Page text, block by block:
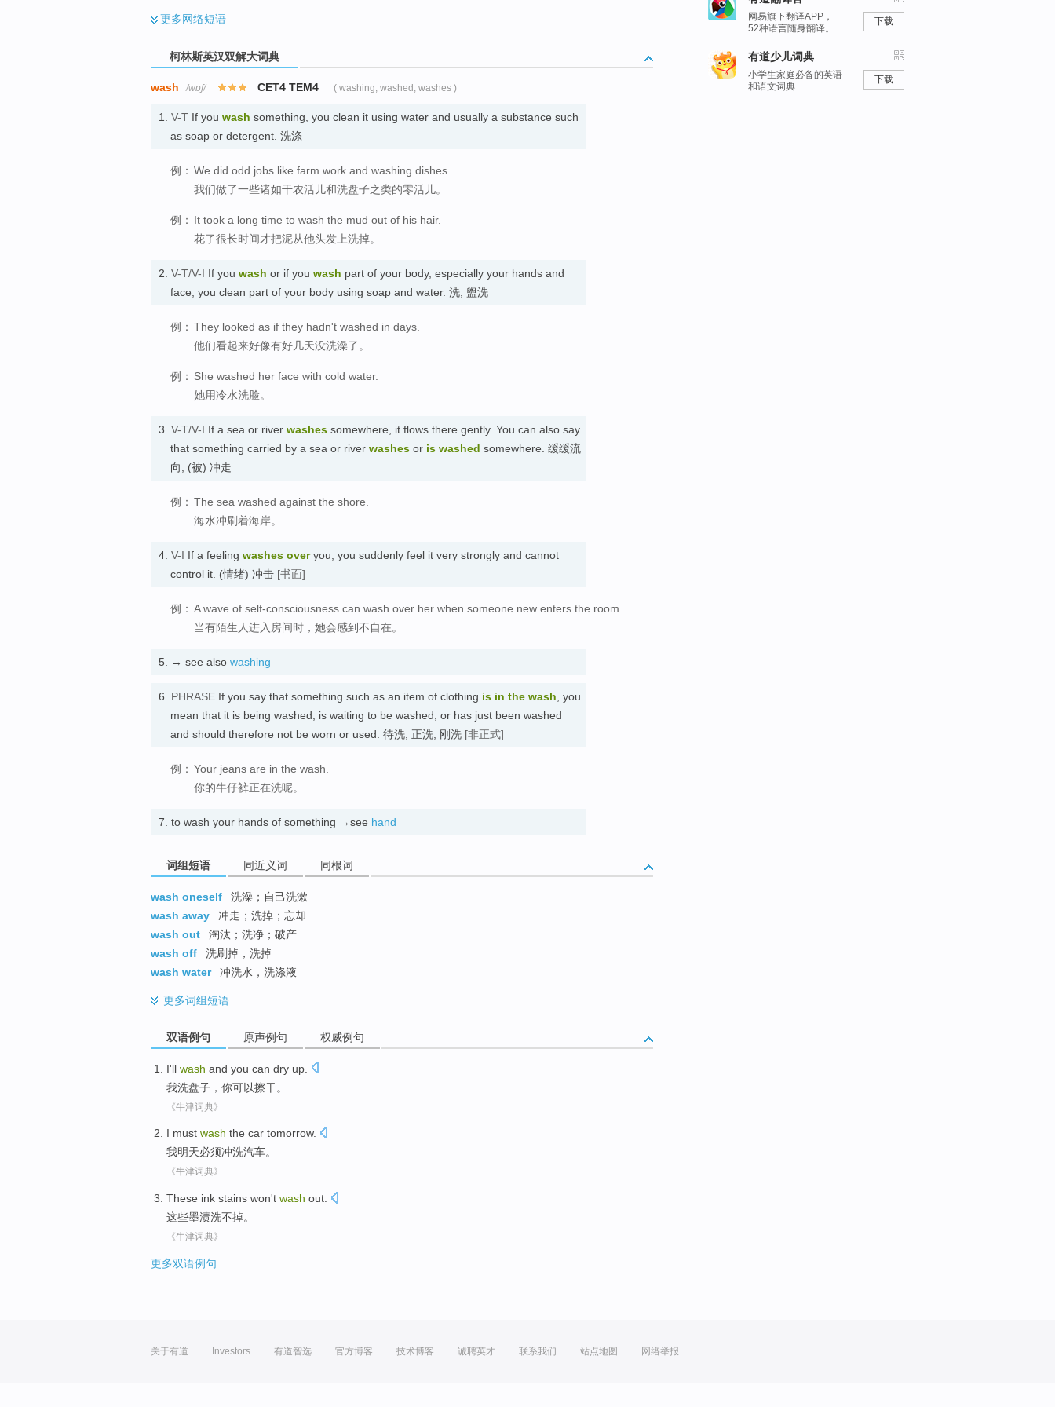
更多网络短语
柯林斯英汉双解大词典
wash /wɒʃ/ CET4 TEM4 ( washing, washed, washes )
1. V-T If you wash something, you clean it using water and usually a substance such
as soap or detergent. 洗涤
例： We did odd jobs like farm work and washing dishes.
我们做了一些诸如干农活儿和洗盘子之类的零活儿。
例： It took a long time to wash the mud out of his hair.
花了很长时间才把泥从他头发上洗掉。
2. V-T/V-I If you wash or if you wash part of your body, especially your hands and
face, you clean part of your body using soap and water. 洗; 盥洗
例： They looked as if they hadn't washed in days.
他们看起来好像有好几天没洗澡了。
例： She washed her face with cold water.
她用冷水洗脸。
3. V-T/V-I If a sea or river washes somewhere, it flows there gently. You can also say
that something carried by a sea or river washes or is washed somewhere. 缓缓流
向; (被) 冲走
例： The sea washed against the shore.
海水冲刷着海岸。
4. V-I If a feeling washes overyou, you suddenly feel it very strongly and cannot
control it. (情绪) 冲击 [书面]
例： A wave of self-consciousness can wash over her when someone new enters the room.
当有陌生人进入房间时，她会感到不自在。
5. → see also washing
6. PHRASE If you say that something such as an item of clothing is in the wash , you
mean that it is being washed, is waiting to be washed, or has just been washed
and should therefore not be worn or used. 待洗; 正洗; 刚洗 [非正式]
例： Your jeans are in the wash.
你的牛仔裤正在洗呢。
7. to wash your hands of something →see hand
词组短语 同近义词 同根词
wash oneself
洗澡；自己洗漱
wash away
冲走；洗掉；忘却
wash out
淘汰；洗净；破产
wash off
洗刷掉，洗掉
wash water
冲洗水，洗涤液
更多词组短语
双语例句 原声例句 权威例句
I'll wash and you can dry up
我洗盘子， 你可以擦干。
《牛津词典》
I must wash the car tomorrow.
我明天必须冲洗汽车。
《牛津词典》
These ink stains won't wash out
这些墨渍洗不掉。
《牛津词典》
更多双语例句
关于有道 Investors 有道智选 官方博客 技术博客 诚聘英才 联系我们 站点地图 网络举报